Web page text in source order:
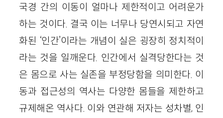
국경 간의 이동이 얼마나 제한적이고 어려운가
하는 것이다. 결국 이는 너무나 당연시되고 자연
화된 ‘인간’이라는 개념이 실은 굉장히 정치적이
라는 것을 일깨운다. 인간에서 실격당한다는 것
은 몸으로 사는 실존을 부정당함을 의미한다. 이
동과 접근성의 역사는 다양한 몸들을 제한하고
규제해온 역사다. 이와 연관해 저자는 성차별, 인